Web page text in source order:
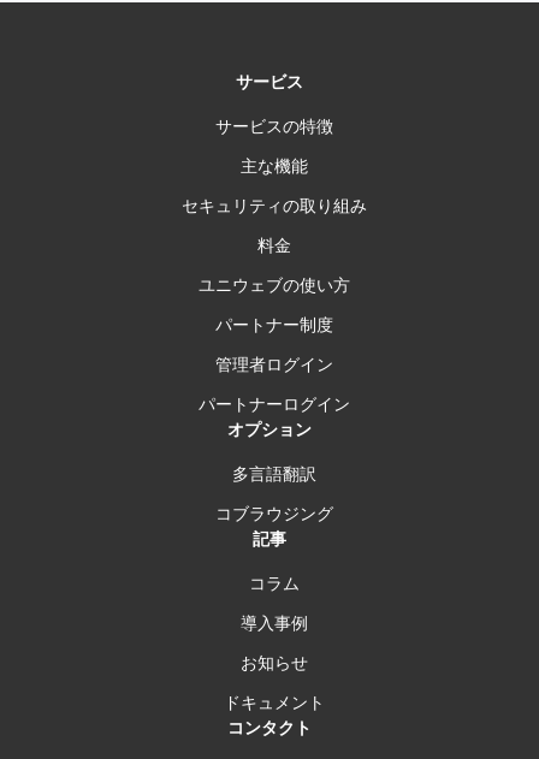
サービス
サービスの特徴
主な機能
セキュリティの取り組み
料金
ユニウェブの使い方
パートナー制度
管理者ログイン
パートナーログイン
オプション
多言語翻訳
コブラウジング
記事
コラム
導入事例
お知らせ
ドキュメント
コンタクト